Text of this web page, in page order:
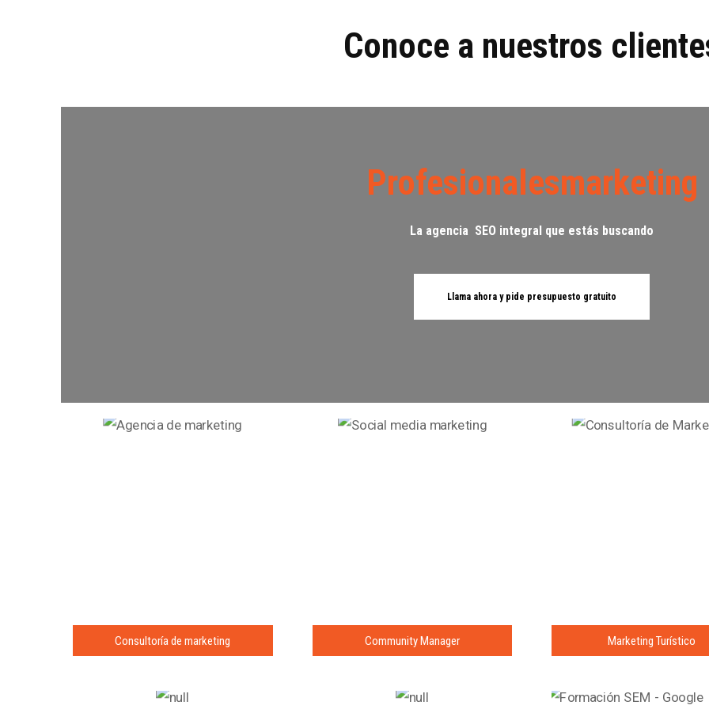
Conoce a nuestros
Profesionalesmarketing
La agencia SEO integral que estás buscando
Llama ahora y pide presupuesto gratuito
Consultoría de marketing Community Manager Marketing Turístico